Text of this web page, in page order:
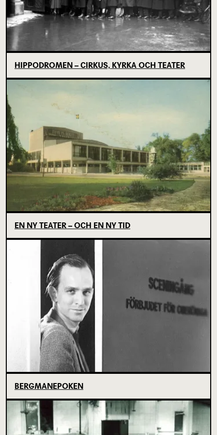
HIPPODROMEN – CIRKUS, KYRKA OCH TEATER
EN NY TEATER – OCH EN NY TID
BERGMANEPOKEN